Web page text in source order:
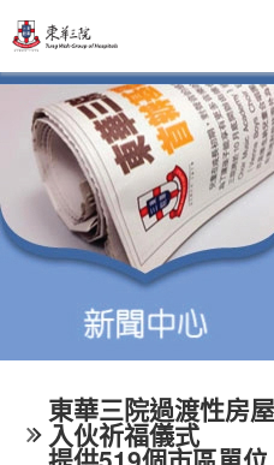
東華三院過渡性房
入伙祈福儀式